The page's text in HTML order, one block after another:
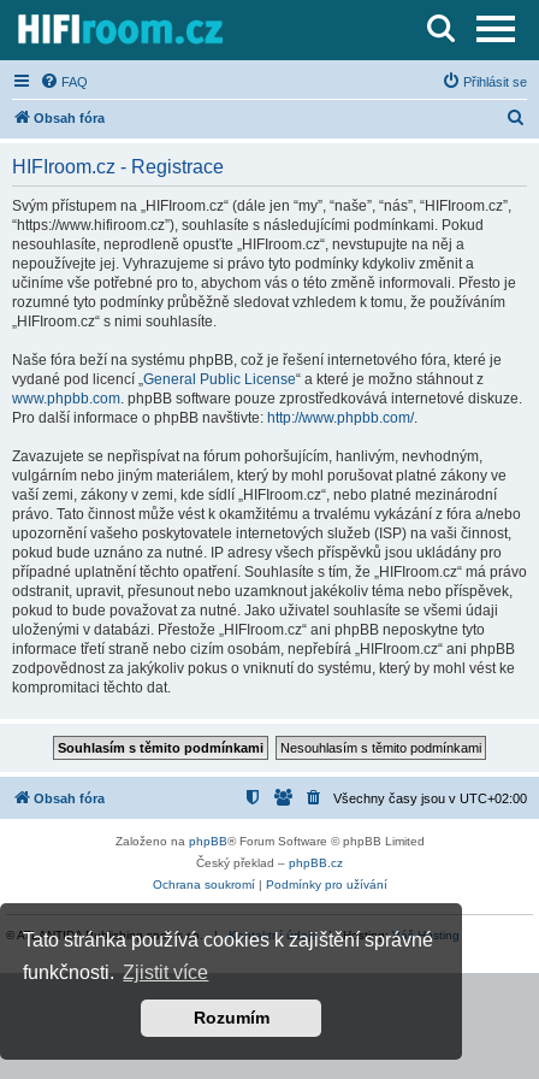
Tato stránka používá cookies k zajištění správné
funkčnosti. Zjistit více
Rozumím
Server o Hi-Fi a AV technice
FAQ Přihlásit se
Obsah fóra
HIFIroom.cz - Registrace
Svým přístupem na „HIFIroom.cz“ (dále jen “my”, “naše”, “nás”, “HIFIroom.cz”,
“https://www.hifiroom.cz”), souhlasíte s následujícími podmínkami. Pokud
nesouhlasíte, neprodleně opusťte „HIFIroom.cz“, nevstupujte na něj a
nepoužívejte jej. Vyhrazujeme si právo tyto podmínky kdykoliv změnit a
učiníme vše potřebné pro to, abychom vás o této změně informovali. Přesto je
rozumné tyto podmínky průběžně sledovat vzhledem k tomu, že používáním
„HIFIroom.cz“ s nimi souhlasíte.
Naše fóra beží na systému phpBB, což je řešení internetového fóra, které je
vydané pod licencí „General Public License“ a které je možno stáhnout z
www.phpbb.com. phpBB software pouze zprostředkovává internetové diskuze.
Pro další informace o phpBB navštivte: http://www.phpbb.com/.
Zavazujete se nepřispívat na fórum pohoršujícím, hanlivým, nevhodným,
vulgárním nebo jiným materiálem, který by mohl porušovat platné zákony ve
vaší zemi, zákony v zemi, kde sídlí „HIFIroom.cz“, nebo platné mezinárodní
právo. Tato činnost může vést k okamžitému a trvalému vykázání z fóra a/nebo
upozornění vašeho poskytovatele internetových služeb (ISP) na vaši činnost,
pokud bude uznáno za nutné. IP adresy všech příspěvků jsou ukládány pro
případné uplatnění těchto opatření. Souhlasíte s tím, že „HIFIroom.cz“ má právo
odstranit, upravit, přesunout nebo uzamknout jakékoliv téma nebo příspěvek,
pokud to bude považovat za nutné. Jako uživatel souhlasíte se všemi údaji
uloženými v databázi. Přestože „HIFIroom.cz“ ani phpBB neposkytne tyto
informace třetí straně nebo cizím osobám, nepřebírá „HIFIroom.cz“ ani phpBB
zodpovědnost za jakýkoliv pokus o vniknutí do systému, který by mohl vést ke
kompromitaci těchto dat.
Obsah fóra Všechny časy jsou v UTC+02:00
Založeno na phpBB® Forum Software © phpBB Limited
Český překlad – phpBB.cz
Ochrana soukromí| Podmínky pro užívání
© ATLANTIDA Publishing spol. s r.o. |Kontaktní údaje| Hosting:Váš Hosting